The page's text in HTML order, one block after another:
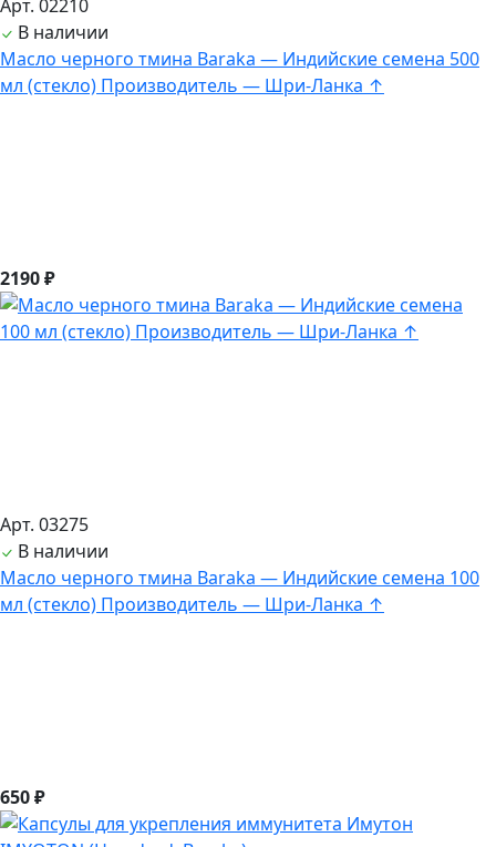
Арт. 02210
В наличии
Масло черного тмина Baraka — Индийские семена 500
мл (стекло) Производитель — Шри-Ланка ↑
2190 ₽
Арт. 03275
В наличии
Масло черного тмина Baraka — Индийские семена 100
мл (стекло) Производитель — Шри-Ланка ↑
650 ₽